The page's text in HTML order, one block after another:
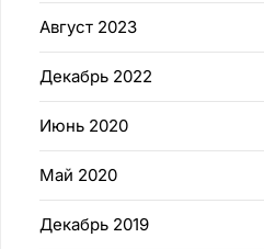
Август 2023
Декабрь 2022
Июнь 2020
Май 2020
Декабрь 2019